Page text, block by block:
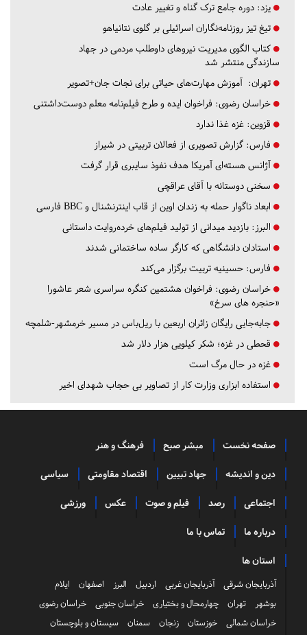
یزد: دوره جامع ترک گناه و تغییر عادت
تیغ تیز روزنامه‌نگاران اسرائیلی بر گلوی نتانیاهو
کتاب الگوی مدیریت نیروهای داوطلب مردمی در جهاد
سازندگی منتشر شد
تهران: آموزش مهارت‌های حیاتی برای نجات جان+تصویر
خراسان رضوی: فراخوان ایده و طرح فیلم‌نامه معلم دوست‌داشتنی
قزوین: غزه غذا ندارد
فارس: گزارش تصویری از فعالان تربیتی در شیراز
آژانس هسته‌ای آمریکا هدف نفوذ سایبری قرار گرفت
سخنی دوستانه با آقای عراقچی
ابعاد ناگوار حمله به زندان اوین از قاب اینترنشنال و BBC فارسی
البرز: بازدید میدانی از تولید فیلم‌های خرده‌روایت داستانی
استادان دانشگاهی که کارگر ساده ساختمانی شدند
فارس: حسینیه تربیت برگزار می‌کند
خراسان رضوی: فراخوان هشتمین کنگره سراسری شعر عاشورا
«حنجره های سرخ»
جابه‌جایی رایگان زائران اربعین با ریل‌باس در مسیر خرمشهر-شلمچه
قحطی در غزه؛ شکر کیلویی هزار دلار شد
غزه در حال مرگ است
استفاده ابزاری وزارت کار از تصاویر بی حجاب شهدای اخیر
صفحه نخست مبشر صبح فرهنگ و هنر
دین و اندیشه جهاد تبیین اقتصاد مقاومتی سیاسی
اجتماعی رصد فیلم و صوت عکس ورزشی
درباره ما تماس با ما
استان ها
آذربایجان شرقی آذربایجان غربی اردبیل البرز اصفهان
ایلام
بوشهر
تهران چهارمحال و بختیاری خراسان جنوبی
خراسان رضوی
خراسان شمالی
خوزستان زنجان سمنان سیستان و بلوچستان